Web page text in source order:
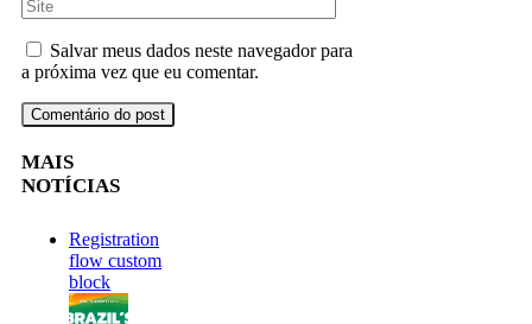
Salvar meus dados neste navegador para
a próxima vez que eu comentar.
MAIS
NOTÍCIAS
Registration
flow custom
block